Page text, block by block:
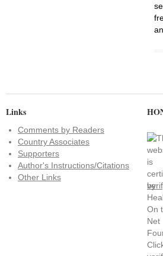
Links
Comments by Readers
Country Associates
Supporters
Author's Instructions/Citations
Other Links